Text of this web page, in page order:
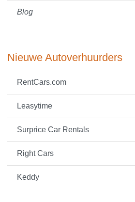
Blog
Nieuwe Autoverhuurders
RentCars.com
Leasytime
Surprice Car Rentals
Right Cars
Keddy